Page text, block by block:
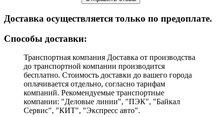
Доставка осуществляется только по предоплате.
Cпособы доставки:
Транспортная компания Доставка от производства
до транспортной компании производится
бесплатно. Стоимость доставки до вашего города
оплачивается отдельно, согласно тарифам
компаний. Рекомендуемые транспортные
компании: "Деловые линии", "ПЭК", "Байкал
Сервис", "КИТ", "Экспресс авто".